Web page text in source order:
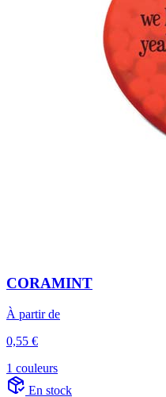
CORAMINT
À partir de
0,55 €
1 couleurs
En stock